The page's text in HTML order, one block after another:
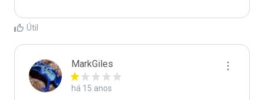
Útil
MarkGiles
há 15 anos